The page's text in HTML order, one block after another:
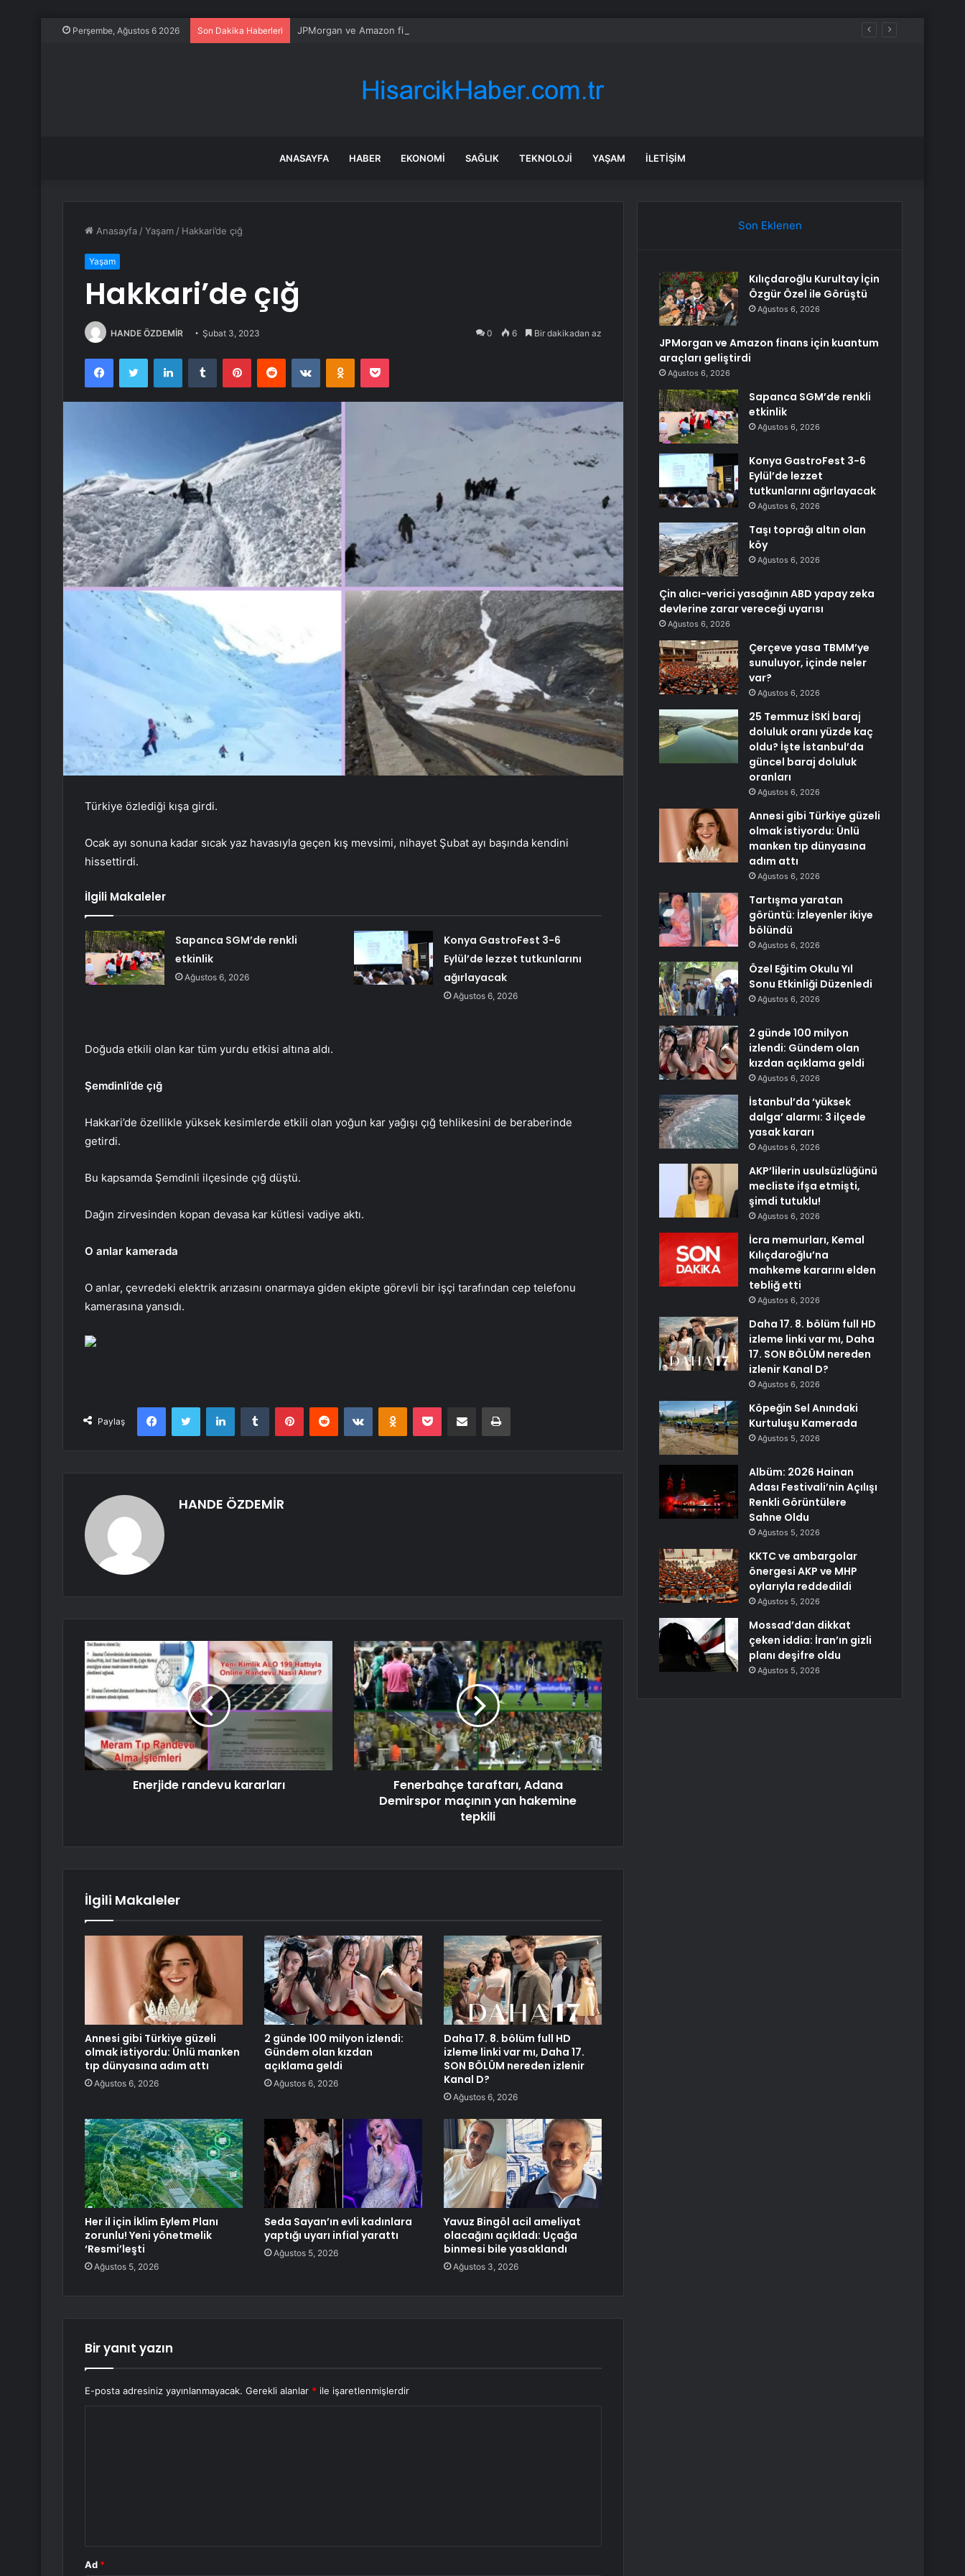
Perşembe, Ağustos 6 2026 Son Dakika Haberleri JPMorgan ve Amazon finans için kuantum araçları geliştirdi
ANASAYFA HABER EKONOMI SAĞLIK TEKNOLOJI YAŞAM İLETIŞIM
Anasayfa /Yaşam / Hakkari’de çığ
Yaşam
Hakkari’de çığ
HANDE ÖZDEMİR Şubat 3, 2023 0 6 Bir dakikadan az
FacebookTwitter LinkedInTumblr PinterestReddit VKontakteOdnoklassniki
Pocket
Türkiye özlediği kışa girdi.
Ocak ayı sonuna kadar sıcak yaz havasıyla geçen kış mevsimi, nihayet Şubat ayı başında kendini
hissettirdi.
İlgili Makaleler
Sapanca SGM’de renkli
etkinlik
Ağustos 6, 2026
Konya GastroFest 3-6
Eylül’de lezzet tutkunlarını
ağırlayacak
Ağustos 6, 2026
Doğuda etkili olan kar tüm yurdu etkisi altına aldı.
Şemdinli’de çığ
Hakkari’de özellikle yüksek kesimlerde etkili olan yoğun kar yağışı çığ tehlikesini de beraberinde
getirdi.
Bu kapsamda Şemdinli ilçesinde çığ düştü.
Dağın zirvesinden kopan devasa kar kütlesi vadiye aktı.
O anlar kamerada
O anlar, çevredeki elektrik arızasını onarmaya giden ekipte görevli bir işçi tarafından cep telefonu
kamerasına yansıdı.
Paylaş
FacebookTwitter LinkedInTumblr PinterestReddit VKontakteOdnoklassniki
Pocket E-Posta ile paylaş Yazdır
HANDE ÖZDEMİR
Enerjide randevu kararları
Fenerbahçe taraftarı, Adana
Demirspor maçının yan hakemine
tepkili
İlgili Makaleler
Annesi gibi Türkiye güzeli
olmak istiyordu: Ünlü manken
tıp dünyasına adım attı
Ağustos 6, 2026
2 günde 100 milyon izlendi:
Gündem olan kızdan
açıklama geldi
Ağustos 6, 2026
Daha 17. 8. bölüm full HD
izleme linki var mı, Daha 17.
SON BÖLÜM nereden izlenir
Kanal D?
Ağustos 6, 2026
Her il için İklim Eylem Planı
zorunlu! Yeni yönetmelik
‘Resmi’leşti
Ağustos 5, 2026
Seda Sayan’ın evli kadınlara
yaptığı uyarı infial yarattı
Ağustos 5, 2026
Yavuz Bingöl acil ameliyat
olacağını açıkladı: Uçağa
binmesi bile yasaklandı
Ağustos 3, 2026
Bir yanıt yazın
E-posta adresiniz yayınlanmayacak. Gerekli alanlar * ile işaretlenmişlerdir
Ad *
Son Eklenen
Kılıçdaroğlu Kurultay İçin
Özgür Özel ile Görüştü
Ağustos 6, 2026
JPMorgan ve Amazon finans için kuantum
araçları geliştirdi
Ağustos 6, 2026
Sapanca SGM’de renkli
etkinlik
Ağustos 6, 2026
Konya GastroFest 3-6
Eylül’de lezzet
tutkunlarını ağırlayacak
Ağustos 6, 2026
Taşı toprağı altın olan
köy
Ağustos 6, 2026
Çin alıcı-verici yasağının ABD yapay zeka
devlerine zarar vereceği uyarısı
Ağustos 6, 2026
Çerçeve yasa TBMM’ye
sunuluyor, içinde neler
var?
Ağustos 6, 2026
25 Temmuz İSKİ baraj
doluluk oranı yüzde kaç
oldu? İşte İstanbul’da
güncel baraj doluluk
oranları
Ağustos 6, 2026
Annesi gibi Türkiye güzeli
olmak istiyordu: Ünlü
manken tıp dünyasına
adım attı
Ağustos 6, 2026
Tartışma yaratan
görüntü: İzleyenler ikiye
bölündü
Ağustos 6, 2026
Özel Eğitim Okulu Yıl
Sonu Etkinliği Düzenledi
Ağustos 6, 2026
2 günde 100 milyon
izlendi: Gündem olan
kızdan açıklama geldi
Ağustos 6, 2026
İstanbul’da ‘yüksek
dalga’ alarmı: 3 ilçede
yasak kararı
Ağustos 6, 2026
AKP’lilerin usulsüzlüğünü
mecliste ifşa etmişti,
şimdi tutuklu!
Ağustos 6, 2026
İcra memurları, Kemal
Kılıçdaroğlu’na
mahkeme kararını elden
tebliğ etti
Ağustos 6, 2026
Daha 17. 8. bölüm full HD
izleme linki var mı, Daha
17. SON BÖLÜM nereden
izlenir Kanal D?
Ağustos 6, 2026
Köpeğin Sel Anındaki
Kurtuluşu Kamerada
Ağustos 5, 2026
Albüm: 2026 Hainan
Adası Festivali’nin Açılışı
Renkli Görüntülere
Sahne Oldu
Ağustos 5, 2026
KKTC ve ambargolar
önergesi AKP ve MHP
oylarıyla reddedildi
Ağustos 5, 2026
Mossad’dan dikkat
çeken iddia: İran’ın gizli
planı deşifre oldu
Ağustos 5, 2026